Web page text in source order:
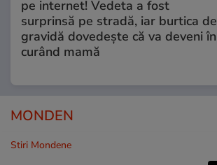
pe internet! Vedeta a fost
surprinsă pe stradă, iar burtica de
gravidă dovedește că va deveni în
curând mamă
MONDEN
Stiri Mondene